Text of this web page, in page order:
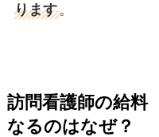
ります。
訪問看護師の給料
なるのはなぜ？